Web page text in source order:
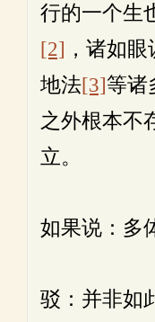
行的一个生
[2] ，诸如
地法[3]等诸
之外根本不
立。
如果说：多
驳：并非如